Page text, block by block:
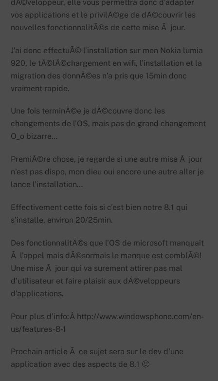
dÃ©veloppeur, elle vous permettra donc d’adapter
vos applications et le privilÃ©ge de dÃ©couvrir les
nouvelles fonctionnalitÃ©s de cette mise Ã jour.
J’ai donc effectuÃ© l’installation sur mon Nokia lumia
920, le tÃ©lÃ©chargement en wifi, l’installation et la
migration des donnÃ©es n’a pris que 15min donc
vraiment rapide.
Une fois terminÃ©e je dÃ©couvre donc les
changements de l’OS, mais pas de grand changement
O_o bizarre…
PremiÃ©re chose, je regarde si une autre mise Ã jour
n’est pas dispo, mon dieu oui encore une autre aller je
lance l’installation…
Effectivement cette fois si c’est bien notre 8.1 qui
s’installe, environ 20/25min.
Des fonctionnalitÃ©s que l’OS de microsoft manquait
Ã l’appel mais dÃ©sormais le manque est comblÃ©!
Une mise Ã jour qui va surement attirer pas mal
d’utilisateur et faire plaisir aux dÃ©veloppeurs
d’applications.
Pour plus d’info:Â http://www.windowsphone.com/en-
us/features-8-1
Prochain article Ã ce sujet sera sur le dev d’une
application avec des aspects de 8.1 🙂